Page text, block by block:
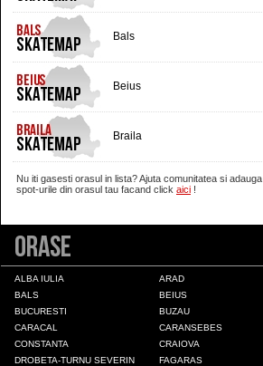
Bals
Beius
Braila
Brasov
Nu iti gasesti orasul in lista? Ajuta comunitatea si adauga
spot-urile din orasul tau facand click aici !
Orase
ALBA IULIA ARAD
BALS
BEIUS
BUCURESTI
BUZAU
CARACAL
CARANSEBES
CONSTANTA
CRAIOVA
DROBETA-TURNU SEVERIN
FAGARAS